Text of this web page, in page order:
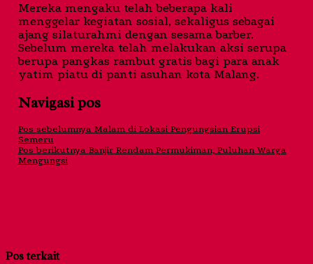
Mereka mengaku telah beberapa kali
menggelar kegiatan sosial, sekaligus sebagai
ajang silaturahmi dengan sesama barber.
Sebelum mereka telah melakukan aksi serupa
berupa pangkas rambut gratis bagi para anak
yatim piatu di panti asuhan kota Malang.
Navigasi pos
Pos sebelumnya Malam di Lokasi Pengungsian Erupsi
Semeru
Pos berikutnya Banjir Rendam Permukiman, Puluhan Warga
Mengungsi
Pos terkait